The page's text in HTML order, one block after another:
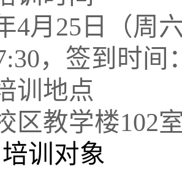
4月25日（周
，签到时间
训地点
区教学楼102
训对象